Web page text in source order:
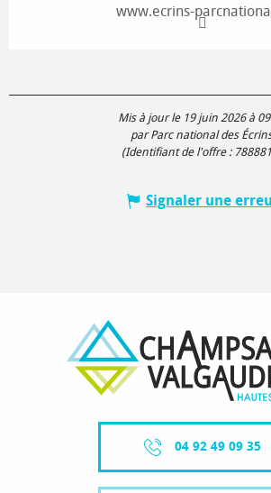
www.ecrins-
Mis à jour le 19 juin 2026 à
par Parc national des
(Identifiant de l'offre :
Signaler une
04 92 49 09 35